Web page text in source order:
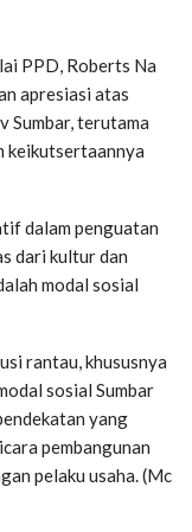
PPD, Roberts Na
apresiasi atas
Sumbar, terutama
keikutsertaannya
dalam penguatan
dari kultur dan
modal sosial
rantau, khususnya
sosial Sumbar
yang
pembangunan
pelaku usaha. (Mc